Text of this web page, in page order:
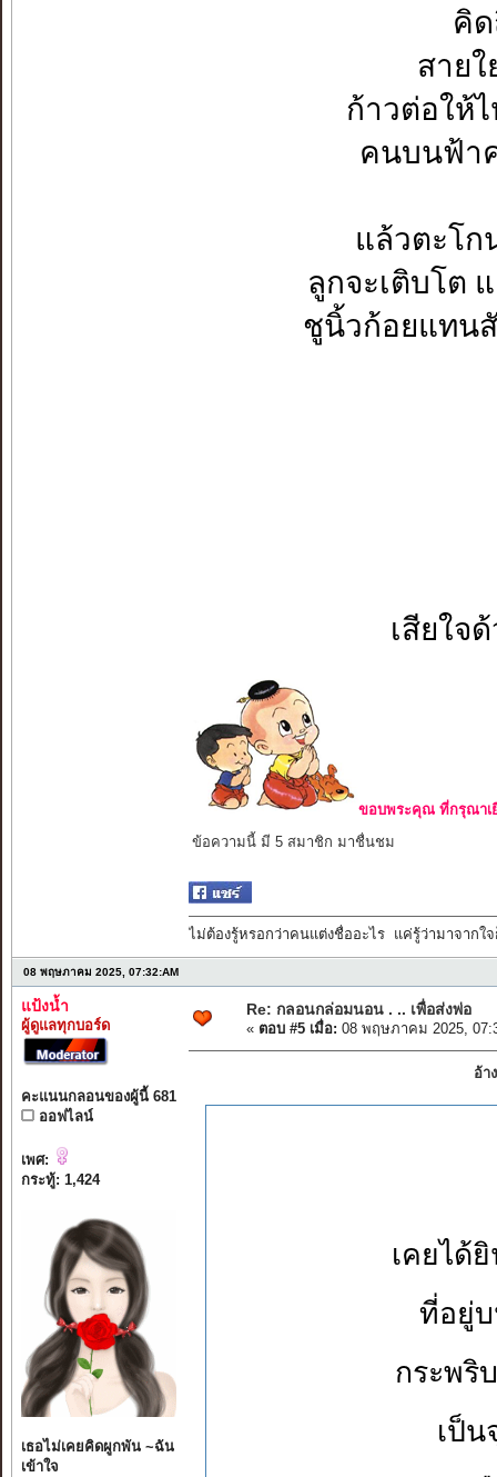
คิ
สาย
ก้าวต่อให้
คนบนฟ้า
แล้วตะโ
ลูกจะเติบโต
ชูนิ้วก้อยแทน
เสียใจ
ขอบพระคุณ ที่กรุณาเ
ข้อความนี้ มี 5 สมาชิก มาชื่นชม
ไม่ต้องรู้หรอกว่าคนแต่งชื่ออะไร แค่รู้ว่ามาจากใ
08 พฤษภาคม 2025, 07:32:AM
แป้งน้ำ
ผู้ดูแลทุกบอร์ด
คะแนนกลอนของผู้นี้ 681
ออฟไลน์
เพศ:
กระทู้: 1,424
เธอไม่เคยคิดผูกพัน ~ฉัน
เข้าใจ
Re: กลอนกล่อมนอน . .. เพื่อส่งพ่อ
« ตอบ #5 เมื่อ: 08 พฤษภาคม 2025,
อ้า
เคยได้
ที่อยู่
กระพริ
เป็น